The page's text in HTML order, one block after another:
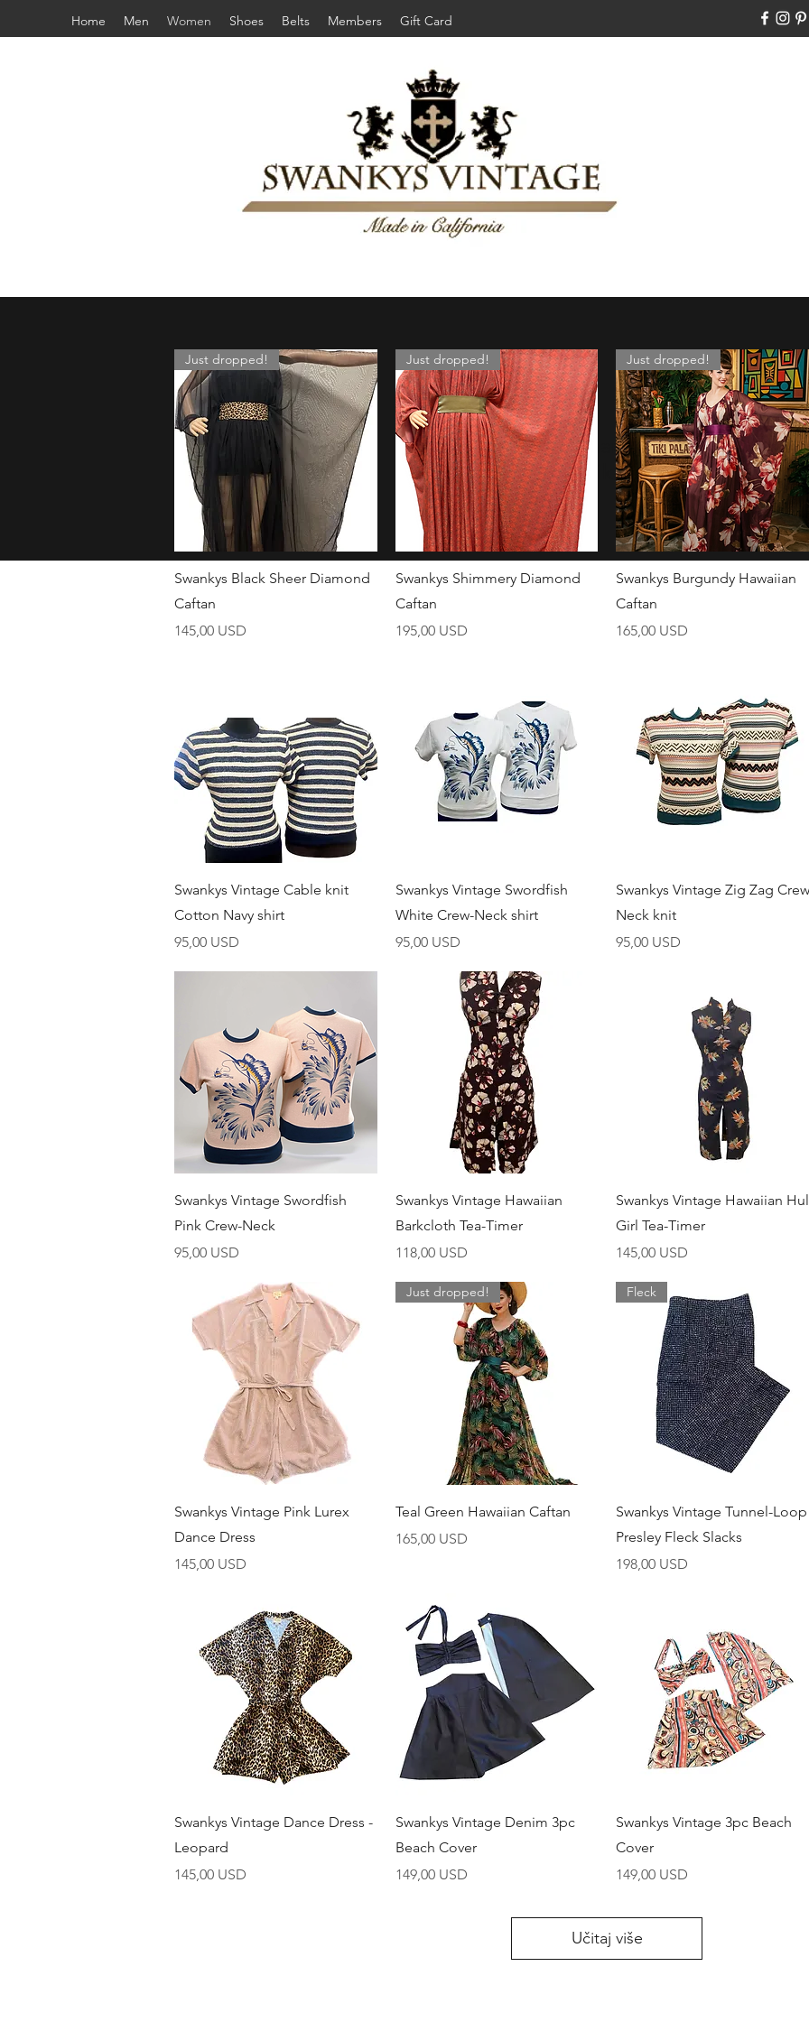
Home Men Women Shoes Belts Members Gift Card
Trenutačno nemamo proizvoda za
prikaz.
Brzi pregled
Just dropped!
Swankys Black Sheer Diamond
Caftan
Cijena
145,00 USD
Brzi pregled
Just dropped!
Swankys Shimmery Diamond
Caftan
Cijena
195,00 USD
Brzi pregled
Just dropped!
Swankys Burgundy Hawaiian
Caftan
Cijena
165,00 USD
Brzi pregled
Swankys Vintage Cable knit
Cotton Navy shirt
Cijena
95,00 USD
Brzi pregled
Swankys Vintage Swordfish
White Crew-Neck shirt
Cijena
95,00 USD
Brzi pregled
Swankys Vintage Zig Zag
Neck knit
Cijena
95,00 USD
Brzi pregled
Swankys Vintage Swordfish
Pink Crew-Neck
Cijena
95,00 USD
Brzi pregled
Swankys Vintage Hawaiian
Barkcloth Tea-Timer
Cijena
118,00 USD
Brzi pregled
Swankys Vintage Hawaiian
Girl Tea-Timer
Cijena
145,00 USD
Brzi pregled
Swankys Vintage Pink Lurex
Dance Dress
Cijena
145,00 USD
Brzi pregled
Just dropped!
Teal Green Hawaiian Caftan
Cijena
165,00 USD
Brzi pregled
Fleck
Swankys Vintage Tunnel-Loop
Presley Fleck Slacks
Cijena
198,00 USD
Brzi pregled
Swankys Vintage Dance Dress -
Leopard
Cijena
145,00 USD
Brzi pregled
Swankys Vintage Denim 3pc
Beach Cover
Cijena
149,00 USD
Brzi pregled
Swankys Vintage 3pc Beach
Cover
Cijena
149,00 USD
Učitaj više